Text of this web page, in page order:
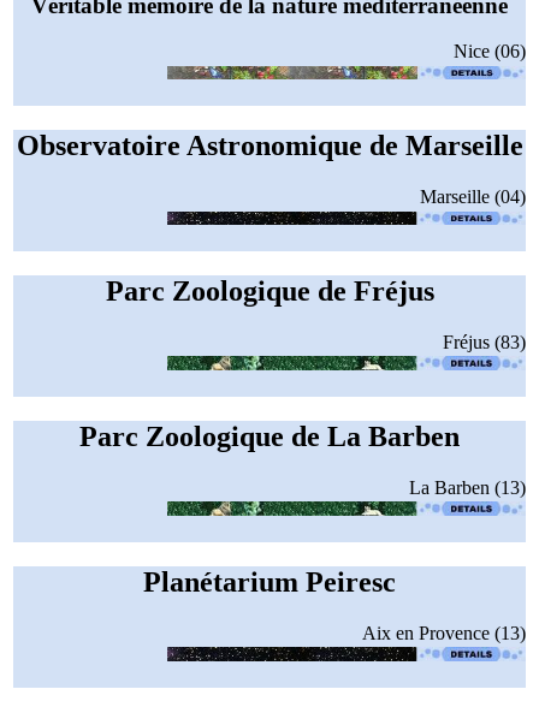
Véritable mémoire de la nature méditerranéenne
Nice (06)
Observatoire Astronomique de Marseille
Marseille (04)
Parc Zoologique de Fréjus
Fréjus (83)
Parc Zoologique de La Barben
La Barben (13)
Planétarium Peiresc
Aix en Provence (13)